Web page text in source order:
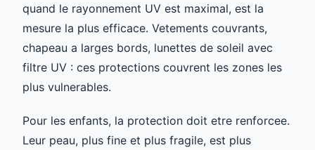
quand le rayonnement UV est maximal, est la
mesure la plus efficace. Vetements couvrants,
chapeau a larges bords, lunettes de soleil avec
filtre UV : ces protections couvrent les zones les
plus vulnerables.
Pour les enfants, la protection doit etre renforcee.
Leur peau, plus fine et plus fragile, est plus